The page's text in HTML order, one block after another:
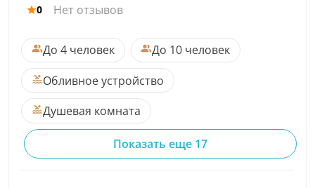
0 Нет отзывов
До 4 человек
До 10 человек
Обливное устройство
Душевая комната
Показать еще 17